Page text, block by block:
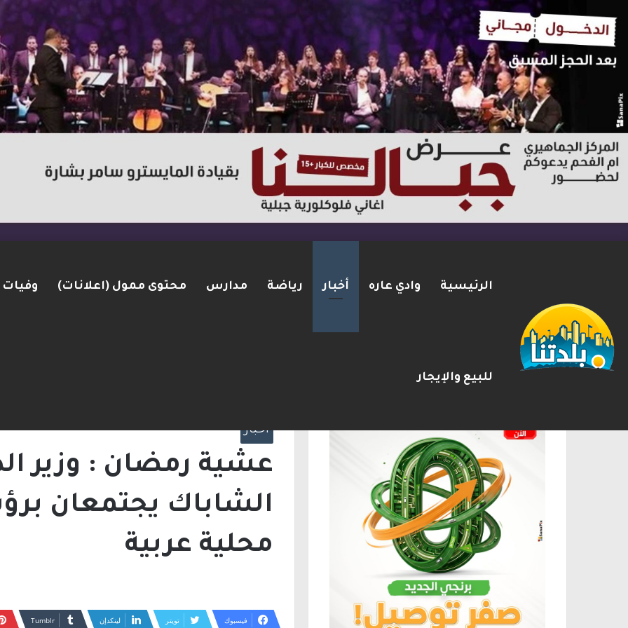
الرئيسية وادي عاره أخبار رياضة مدارس محتوى ممول (اعلانات) وفيات
للبيع والإيجار
مقتل جنديين إسرائيليين بانفجار عبوة ناسفة جنوب لبنان… وغارات جوية وردّ عسكري
أخبار
عشية رمضان : وزير
الشاباك يجتمعان
محلية عربية
فيسبوك تويتر لينكدإن
الإعلانات